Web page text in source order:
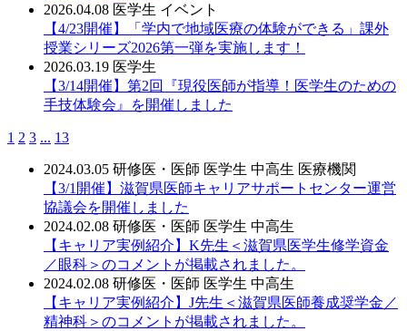
2026.04.08 医学生 イベント
【4/23開催】「学内で地域医療の体験ができる」課外
授業シリーズ2026第一弾を実施します！
2026.03.19 医学生
【3/14開催】第2回『現役医師が指導！医学生のための
手技体験会』を開催しました
1 2 3 ... 13
2024.03.05 研修医・医師 医学生 中高生 医療機関
【3/1開催】滋賀県医師キャリアサポートセンター運営
協議会を開催しました
2024.02.08 研修医・医師 医学生 中高生
【キャリア実例紹介】K先生＜滋賀県医学生修学資金
／眼科＞のコメントが掲載されました。
2024.02.08 研修医・医師 医学生 中高生
【キャリア実例紹介】J先生＜滋賀県医師養成奨学金／
精神科＞のコメントが掲載されました。